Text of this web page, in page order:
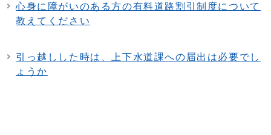
心身に障がいのある方の有料道路割引制度について
教えてください
引っ越しした時は、上下水道課への届出は必要でし
ょうか